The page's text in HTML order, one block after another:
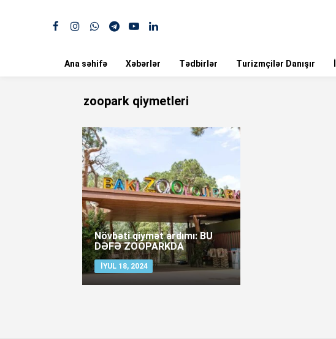
Ana səhifə Xəbərlər Tədbirlər Turizmçilər Danışır
zoopark qiymetleri
Növbəti qiymət ardımı: BU
DƏFƏ ZOOPARKDA
İYUL 18, 2024